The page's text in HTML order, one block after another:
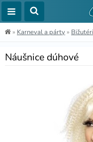
» Karneval a párty »
Náušnice dúhové